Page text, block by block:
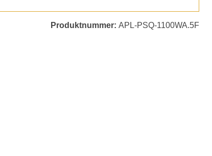
Produktnummer: APL-PSQ-1100WA.5F